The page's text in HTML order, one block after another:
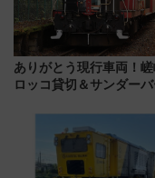
ありがとう現行車両！嵯
ロッコ貸切＆サンダー
く！9月13日「京都の鉄
ツアー」開催